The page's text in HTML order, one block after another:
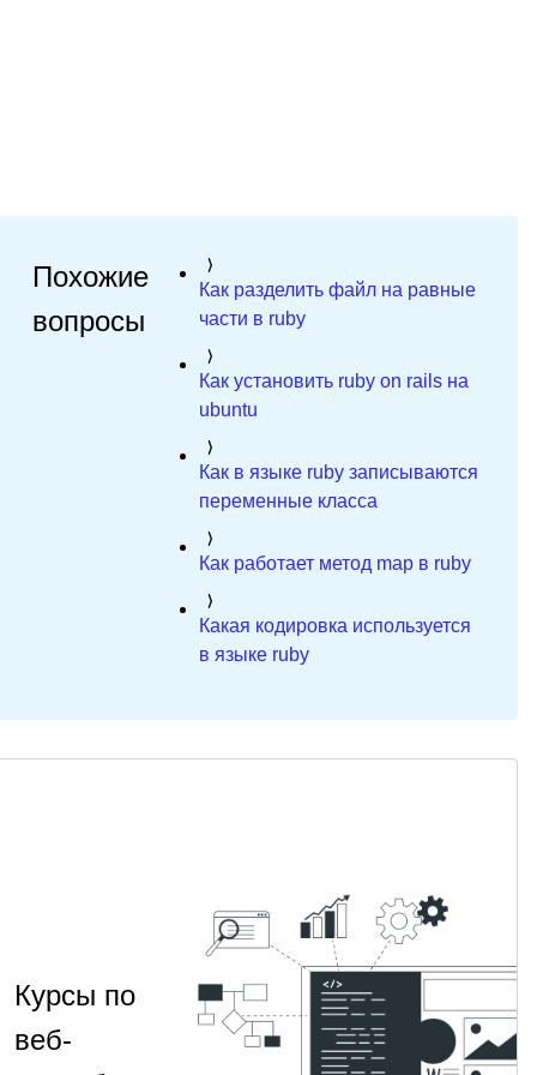
Похожие
вопросы
Как разделить файл на равные
части в ruby
Как установить ruby on rails на
ubuntu
Как в языке ruby записываются
переменные класса
Как работает метод map в ruby
Какая кодировка используется
в языке ruby
Курсы по
веб-